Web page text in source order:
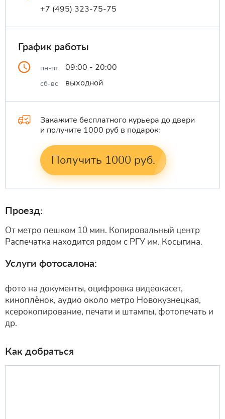
Проезд:
От метро пешком 10 мин. Копировальный центр
Распечатка находится рядом с РГУ им. Косыгина.
Услуги фотосалона:
фото на документы, оцифровка видеокасет,
киноплёнок, аудио около метро Новокузнецкая,
ксерокопирование, печати и штампы, фотопечать и
др.
Как добраться
+7 (495) 323-75-75
График работы
пн-пт 09:00 - 20:00
сб-вс выходной
Закажите бесплатного курьера до двери
и получите 1000 руб в подарок:
Получить 1000 руб.